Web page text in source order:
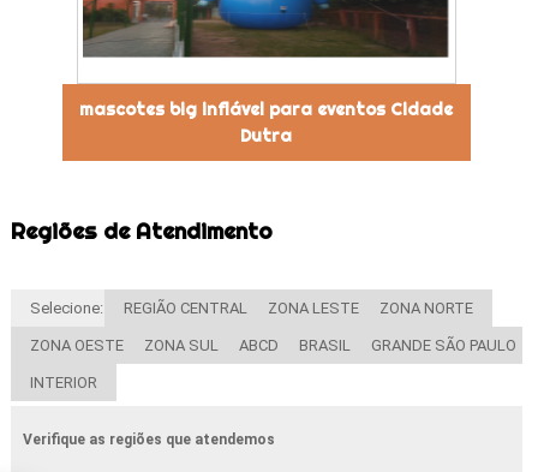
mascotes big inflável para eventos Cidade
Dutra
Regiões de Atendimento
Selecione: REGIÃO CENTRAL ZONA LESTE ZONA NORTE
ZONA OESTE ZONA SUL ABCD BRASIL GRANDE SÃO PAULO
INTERIOR
Verifique as regiões que atendemos